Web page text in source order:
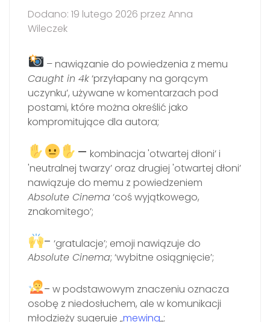
Dodano: 19 lutego 2026 przez Anna
Wileczek
– nawiązanie do powiedzenia z memu
Caught in 4k‘przyłapany na gorącym
uczynku’, używane w komentarzach pod
postami, które można określić jako
kompromitujące dla autora;
– kombinacja 'otwartej dłoni’ i
'neutralnej twarzy’ oraz drugiej 'otwartej dłoni’
nawiązuje do memu z powiedzeniem
Absolute Cinema‘coś wyjątkowego,
znakomitego’;
- ‘gratulacje’; emoji nawiązuje do
Absolute Cinema; ‘wybitne osiągnięcie’;
– w podstawowym znaczeniu oznacza
osobę z niedosłuchem, ale w komunikacji
młodzieży sugeruje „mewing„;